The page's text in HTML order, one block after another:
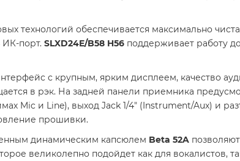
технологий обеспечивается максимально
ИК-порт. SLXD24E/B58 H56 поддерживает работу
с крупным, ярким дисплеем, качество
в рэк. На задней панели приемника
Mic и Line), выход Jack 1/4" (Instrument/Aux) и
прошивки.
динамическим капсюлем Beta 52A
великолепно подойдет как для вокалистов,